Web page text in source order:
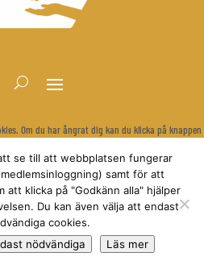
Om du har ångrat dig kan du klicka på knappen
samtycke
Hästträning
Dirksen
se till att webbplatsen fungerar
samt för att
att klicka på "Godkänn alla" hjälper
Du kan även välja att endast
cookies.
nödvändiga Läs mer